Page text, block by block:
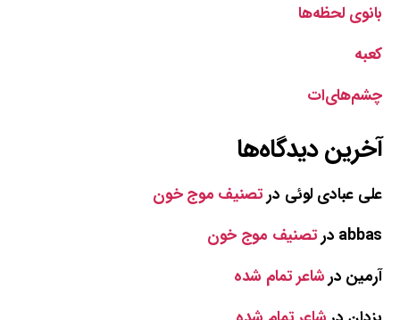
بانوی لحظه‌ها
کعبه
چشم‌های‌ات
آخرین دیدگاه‌ها
علی عبادی لوئی درتصنیف موج خون
abbas درتصنیف موج خون
آرمین درشاعر تمام شده